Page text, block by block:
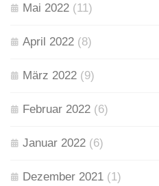
Mai 2022 (11)
April 2022 (8)
März 2022 (9)
Februar 2022 (6)
Januar 2022 (6)
Dezember 2021 (1)